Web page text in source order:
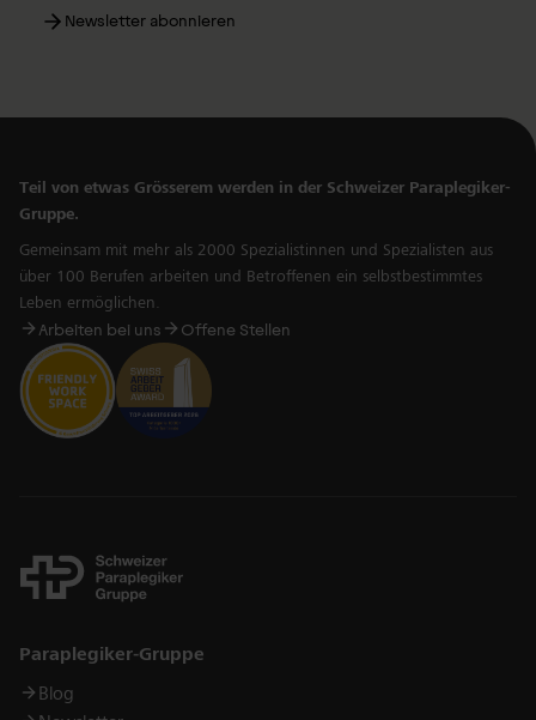
Newsletter abonnieren
Teil von etwas Grösserem werden in der Schweizer Paraplegiker-
Gruppe.
Gemeinsam mit mehr als 2000 Spezialistinnen und Spezialisten aus
über 100 Berufen arbeiten und Betroffenen ein selbstbestimmtes
Leben ermöglichen.
Arbeiten bei uns Offene Stellen
Links
Paraplegiker-Gruppe
Blog